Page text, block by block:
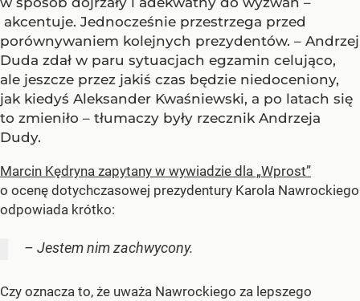
akcentuje. Jednocześnie przestrzega przed
porównywaniem kolejnych prezydentów. – Andrzej
Duda zdał w paru sytuacjach egzamin celująco,
ale jeszcze przez jakiś czas będzie niedoceniony,
jak kiedyś Aleksander Kwaśniewski, a po latach się
to zmieniło – tłumaczy były rzecznik Andrzeja
Dudy.
Marcin Kędryna zapytany w wywiadzie dla „Wprost”
o ocenę dotychczasowej prezydentury Karola Nawrockiego
odpowiada krótko:
– Jestem nim zachwycony.
Czy oznacza to, że uważa Nawrockiego za lepszego